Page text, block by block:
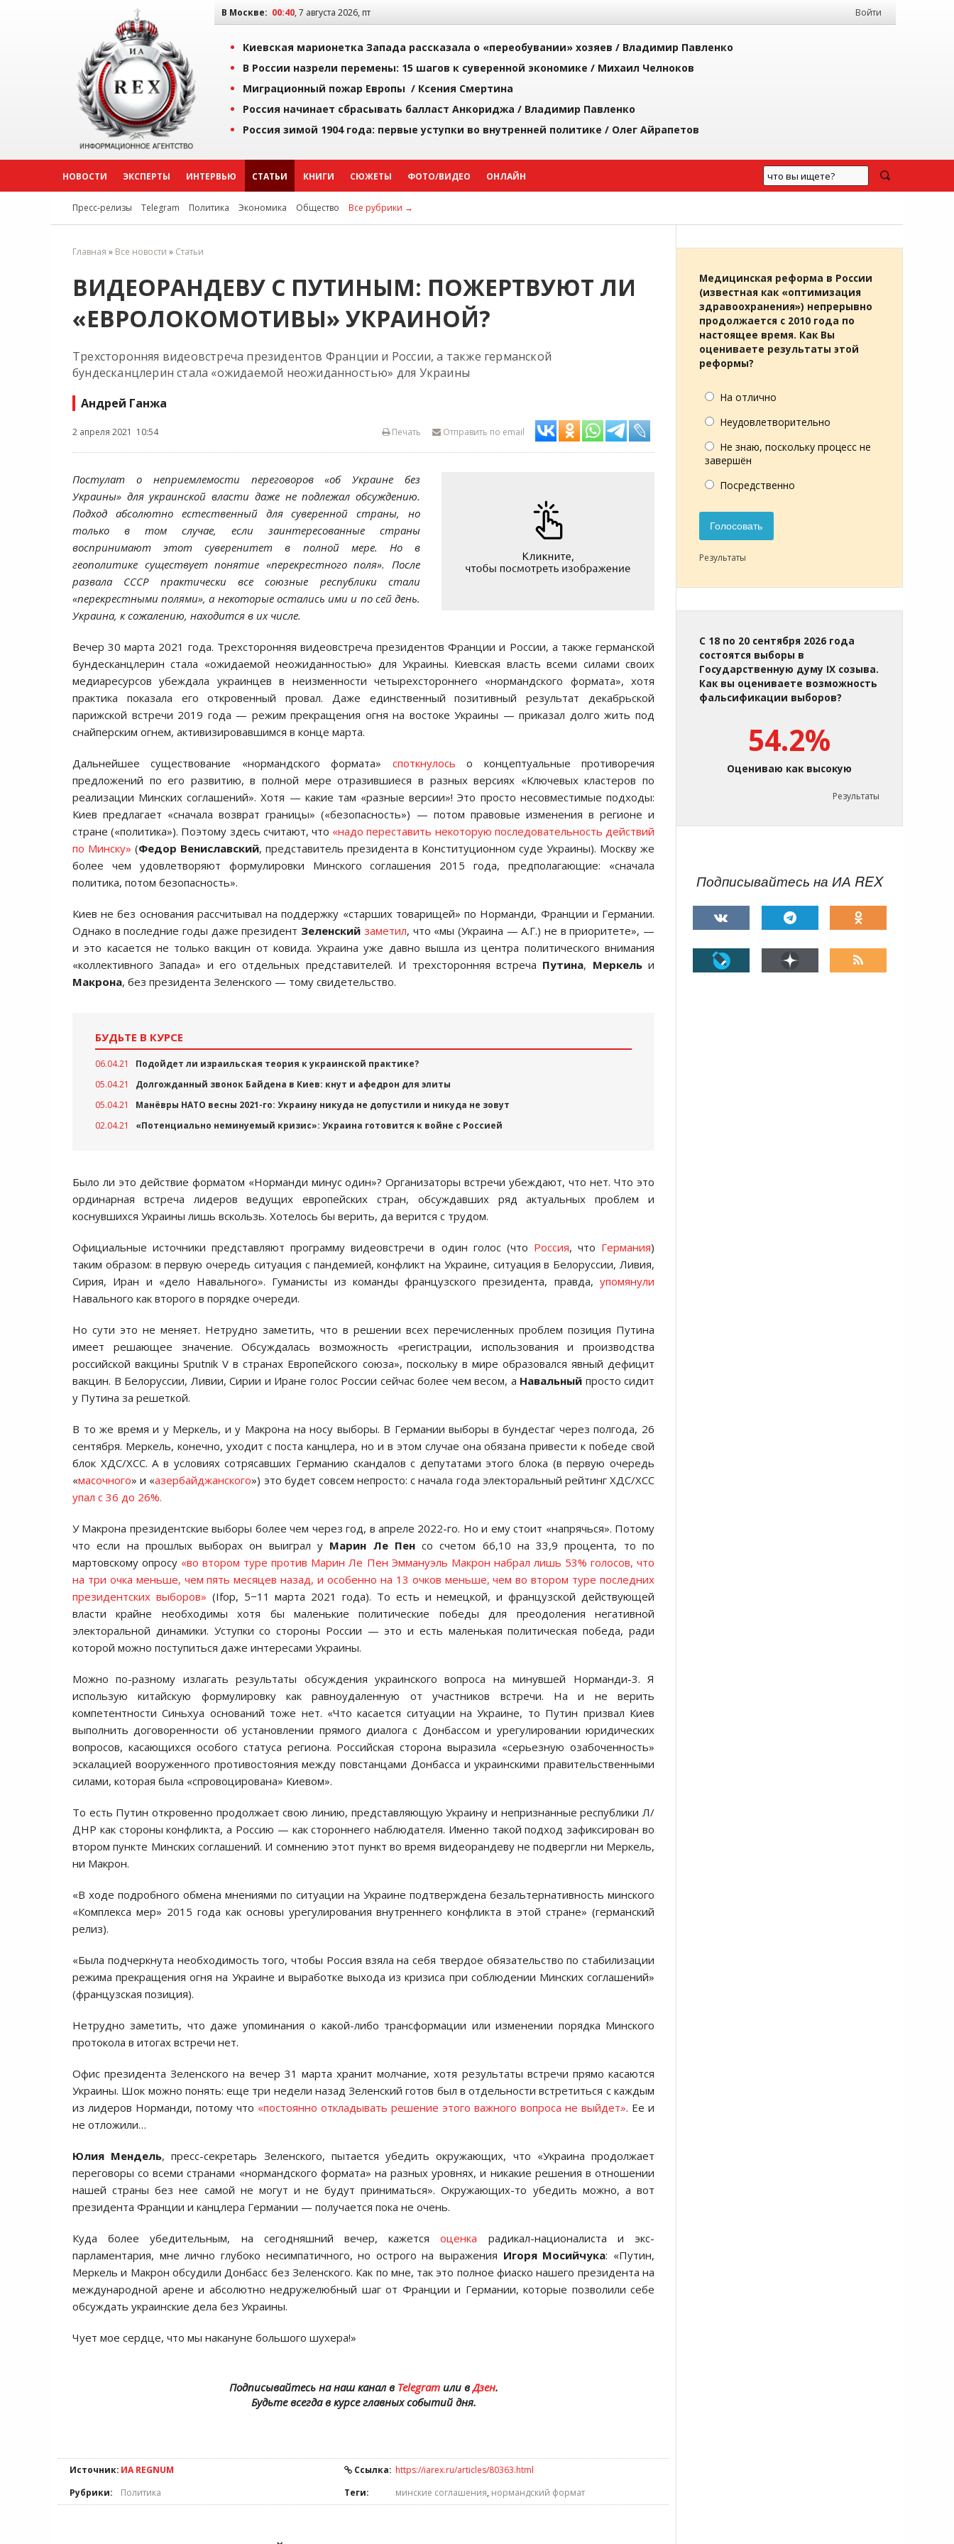
В Москве: 00:40, 7 августа 2026, пт Войти
Киевская марионетка Запада рассказала о «переобувании» хозяев / Владимир Павленко
В России назрели перемены: 15 шагов к суверенной экономике / Михаил Челноков
Миграционный пожар Европы / Ксения Смертина
Россия начинает сбрасывать балласт Анкориджа / Владимир Павленко
Россия зимой 1904 года: первые уступки во внутренней политике / Олег Айрапетов
НОВОСТИ ЭКСПЕРТЫ ИНТЕРВЬЮ СТАТЬИ КНИГИ СЮЖЕТЫ ФОТО/ВИДЕО ОНЛАЙН
Пресс-релизы Telegram Политика Экономика Общество Все рубрики →
Главная » Все новости » Статьи
ВИДЕОРАНДЕВУ С ПУТИНЫМ: ПОЖЕРТВУЮТ ЛИ
«ЕВРОЛОКОМОТИВЫ» УКРАИНОЙ?
Трехсторонняя видеовстреча президентов Франции и России, а также германской
бундесканцлерин стала «ожидаемой неожиданностью» для Украины
Андрей Ганжа
2 апреля 2021 10:54 Отправить по email
Печать
Постулат о неприемлемости переговоров «об Украине без
Украины» для украинской власти даже не подлежал обсуждению.
Подход абсолютно естественный для суверенной страны, но
только в том случае, если заинтересованные страны
воспринимают этот суверенитет в полной мере. Но в
геополитике существует понятие «перекрестного поля». После
развала СССР практически все союзные республики стали
«перекрестными полями», а некоторые остались ими и по сей день.
Украина, к сожалению, находится в их числе.
Вечер 30 марта 2021 года. Трехсторонняя видеовстреча президентов Франции и России, а также германской
бундесканцлерин стала «ожидаемой неожиданностью» для Украины. Киевская власть всеми силами своих
медиаресурсов убеждала украинцев в неизменности четырехстороннего «нормандского формата», хотя
практика показала его откровенный провал. Даже единственный позитивный результат декабрьской
парижской встречи 2019 года — режим прекращения огня на востоке Украины — приказал долго жить под
снайперским огнем, активизировавшимся в конце марта.
Дальнейшее существование «нормандского формата» споткнулось о концептуальные противоречия
предложений по его развитию, в полной мере отразившиеся в разных версиях «Ключевых кластеров по
реализации Минских соглашений». Хотя — какие там «разные версии»! Это просто несовместимые подходы:
Киев предлагает «сначала возврат границы» («безопасность») — потом правовые изменения в регионе и
стране («политика»). Поэтому здесь считают, что «надо переставить некоторую последовательность действий
по Минску» (Федор Вениславский, представитель президента в Конституционном суде Украины). Москву же
более чем удовлетворяют формулировки Минского соглашения 2015 года, предполагающие: «сначала
политика, потом безопасность».
Киев не без основания рассчитывал на поддержку «старших товарищей» по Норманди, Франции и Германии.
Однако в последние годы даже президент Зеленский заметил, что «мы (Украина — А.Г.) не в приоритете», —
и это касается не только вакцин от ковида. Украина уже давно вышла из центра политического внимания
«коллективного Запада» и его отдельных представителей. И трехсторонняя встреча Путина, Меркельи
Макрона, без президента Зеленского — тому свидетельство.
БУДЬТЕ В КУРСЕ
06.04.21
Подойдет ли израильская теория к украинской практике?
05.04.21
Долгожданный звонок Байдена в Киев: кнут и афедрон для элиты
05.04.21
Манёвры НАТО весны 2021-го: Украину никуда не допустили и никуда не зовут
02.04.21
«Потенциально неминуемый кризис»: Украина готовится к войне с Россией
Было ли это действие форматом «Норманди минус один»? Организаторы встречи убеждают, что нет. Что это
ординарная встреча лидеров ведущих европейских стран, обсуждавших ряд актуальных проблем и
коснувшихся Украины лишь вскользь. Хотелось бы верить, да верится с трудом.
Официальные источники представляют программу видеовстречи в один голос (что Россия, что Германия)
таким образом: в первую очередь ситуация с пандемией, конфликт на Украине, ситуация в Белоруссии, Ливия,
Сирия, Иран и «дело Навального». Гуманисты из команды французского президента, правда, упомянули
Навального как второго в порядке очереди.
Но сути это не меняет. Нетрудно заметить, что в решении всех перечисленных проблем позиция Путина
имеет решающее значение. Обсуждалась возможность «регистрации, использования и производства
российской вакцины Sputnik V в странах Европейского союза», поскольку в мире образовался явный дефицит
вакцин. В Белоруссии, Ливии, Сирии и Иране голос России сейчас более чем весом, а Навальный просто сидит
у Путина за решеткой.
В то же время и у Меркель, и у Макрона на носу выборы. В Германии выборы в бундестаг через полгода, 26
сентября. Меркель, конечно, уходит с поста канцлера, но и в этом случае она обязана привести к победе свой
блок ХДС/ХСС. А в условиях сотрясавших Германию скандалов с депутатами этого блока (в первую очередь
«масочного» и «азербайджанского») это будет совсем непросто: с начала года электоральный рейтинг ХДС/ХСС
упал с 36 до 26%.
У Макрона президентские выборы более чем через год, в апреле 2022-го. Но и ему стоит «напрячься». Потому
что если на прошлых выборах он выиграл у Марин Ле Пенсо счетом 66,10 на 33,9 процента, то по
мартовскому опросу «во втором туре против Марин Ле Пен Эммануэль Макрон набрал лишь 53% голосов, что
на три очка меньше, чем пять месяцев назад, и особенно на 13 очков меньше, чем во втором туре последних
президентских выборов» (Ifop, 5−11 марта 2021 года). То есть и немецкой, и французской действующей
власти крайне необходимы хотя бы маленькие политические победы для преодоления негативной
электоральной динамики. Уступки со стороны России — это и есть маленькая политическая победа, ради
которой можно поступиться даже интересами Украины.
Можно по-разному излагать результаты обсуждения украинского вопроса на минувшей Норманди-3. Я
использую китайскую формулировку как равноудаленную от участников встречи. На и не верить
компетентности Синьхуа оснований тоже нет. «Что касается ситуации на Украине, то Путин призвал Киев
выполнить договоренности об установлении прямого диалога с Донбассом и урегулировании юридических
вопросов, касающихся особого статуса региона. Российская сторона выразила «серьезную озабоченность»
эскалацией вооруженного противостояния между повстанцами Донбасса и украинскими правительственными
силами, которая была «спровоцирована» Киевом».
То есть Путин откровенно продолжает свою линию, представляющую Украину и непризнанные республики Л/
ДНР как стороны конфликта, а Россию — как стороннего наблюдателя. Именно такой подход зафиксирован во
втором пункте Минских соглашений. И сомнению этот пункт во время видеорандеву не подвергли ни Меркель,
ни Макрон.
«В ходе подробного обмена мнениями по ситуации на Украине подтверждена безальтернативность минского
«Комплекса мер» 2015 года как основы урегулирования внутреннего конфликта в этой стране» (германский
релиз).
«Была подчеркнута необходимость того, чтобы Россия взяла на себя твердое обязательство по стабилизации
режима прекращения огня на Украине и выработке выхода из кризиса при соблюдении Минских соглашений»
(французская позиция).
Нетрудно заметить, что даже упоминания о какой-либо трансформации или изменении порядка Минского
протокола в итогах встречи нет.
Офис президента Зеленского на вечер 31 марта хранит молчание, хотя результаты встречи прямо касаются
Украины. Шок можно понять: еще три недели назад Зеленский готов был в отдельности встретиться с каждым
из лидеров Норманди, потому что «постоянно откладывать решение этого важного вопроса не выйдет». Ее и
не отложили…
Юлия Мендель, пресс-секретарь Зеленского, пытается убедить окружающих, что «Украина продолжает
переговоры со всеми странами «нормандского формата» на разных уровнях, и никакие решения в отношении
нашей страны без нее самой не могут и не будут приниматься». Окружающих-то убедить можно, а вот
президента Франции и канцлера Германии — получается пока не очень.
Куда более убедительным, на сегодняшний вечер, кажетсяоценка радикал-националиста и экс-
парламентария, мне лично глубоко несимпатичного, но острого на выражения Игоря Мосийчука: «Путин,
Меркель и Макрон обсудили Донбасс без Зеленского. Как по мне, так это полное фиаско нашего президента на
международной арене и абсолютно недружелюбный шаг от Франции и Германии, которые позволили себе
обсуждать украинские дела без Украины.
Чует мое сердце, что мы накануне большого шухера!»
Подписывайтесь на наш канал в Telegramили вДзен.
Будьте всегда в курсе главных событий дня.
Источник: ИА REGNUM Ссылка: https://iarex.ru/articles/80363.html
Рубрики:
Политика Теги: минские соглашения, нормандский формат
Медицинская реформа в России
(известная как «оптимизация
здравоохранения») непрерывно
продолжается с 2010 года по
настоящее время. Как Вы
оцениваете результаты этой
реформы?
На отлично
Неудовлетворительно
Не знаю, поскольку процесс не
завершён
Посредственно
Голосовать
Результаты
С 18 по 20 сентября 2026 года
состоятся выборы в
Государственную думу IX созыва.
Как вы оцениваете возможность
фальсификации выборов?
54.2%
Оцениваю как высокую
Результаты
Подписывайтесь на ИА REX